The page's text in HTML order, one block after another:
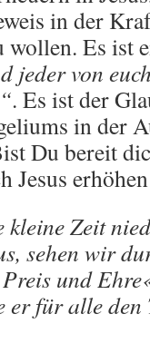
in der
Es ist
jeder von
. Es ist der
in der
Du bereit
Jesus
kleine Zeit
sehen wir
und
für alle den